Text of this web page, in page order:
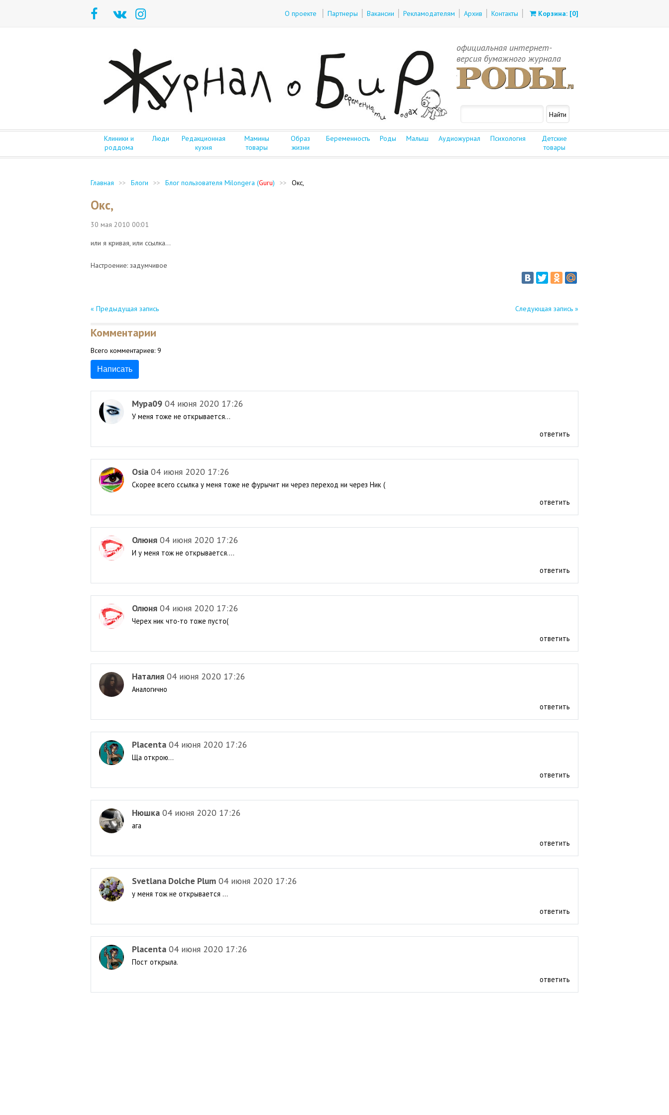
О проекте Партнеры Вакансии Рекламодателям Архив Контакты Корзина: [0]
официальная интернет-
версия бумажного журнала
Клиники и
роддома
Люди
Редакционная
кухня
Мамины
товары
Образ
жизни
Беременность Роды Малыш Аудиожурнал Психология
Детские
товары
Главная >> Блоги >> Блог пользователя Milongera (Guru) >> Окс,
Окс,
30 мая 2010 00:01
или я кривая, или ссылка...
Настроение: задумчивое
« Предыдущая запись Следующая запись »
Комментарии
Всего комментариев: 9
Написать
Мура09 04 июня 2020 17:26
У меня тоже не открывается...
ответить
Osia 04 июня 2020 17:26
Скорее всего ссылка у меня тоже не фурычит ни через переход ни через Ник (
ответить
Олюня 04 июня 2020 17:26
И у меня тож не открывается....
ответить
Олюня 04 июня 2020 17:26
Черех ник что-то тоже пусто(
ответить
Наталия 04 июня 2020 17:26
Аналогично
ответить
Placenta 04 июня 2020 17:26
Ща открою...
ответить
Нюшка 04 июня 2020 17:26
ага
ответить
Svetlana Dolche Plum 04 июня 2020 17:26
у меня тож не открывается ...
ответить
Placenta 04 июня 2020 17:26
Пост открыла.
ответить